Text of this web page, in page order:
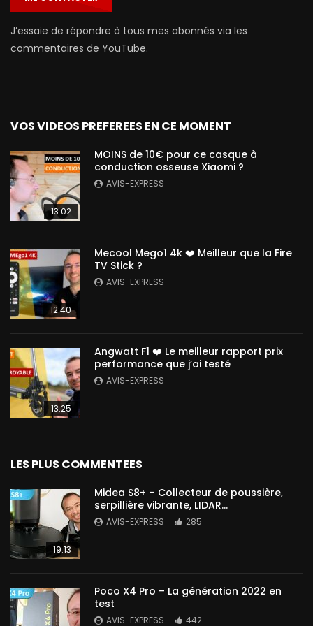
J’essaie de répondre à tous mes abonnés via les
commentaires de YouTube.
VOS VIDEOS PREFEREES EN CE MOMENT
13:02
MOINS de 10€ pour ce casque à
conduction osseuse Xiaomi ?
AVIS-EXPRESS
12:40
Mecool Mego1 4k ❤️ Meilleur que la Fire
TV Stick ?
AVIS-EXPRESS
13:25
Angwatt F1 ❤️ Le meilleur rapport prix
performance que j’ai testé
AVIS-EXPRESS
LES PLUS COMMENTEES
19:13
Midea S8+ – Collecteur de poussière,
serpillière vibrante, LIDAR…
AVIS-EXPRESS 285
Poco X4 Pro – La génération 2022 en
test
AVIS-EXPRESS 442